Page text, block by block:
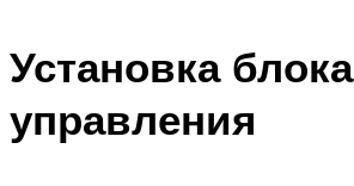
Установка блока
управления